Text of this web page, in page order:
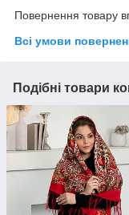
Повернення товару
Всі умови
Подібні товари